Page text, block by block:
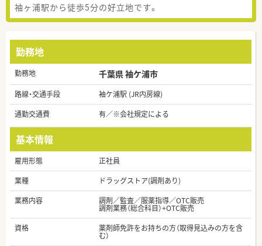
袖ヶ浦駅から徒歩5分の好立地です。
勤務地
勤務地 千葉県 袖ケ浦市
路線・交通手段
袖ケ浦駅 (JR内房線)
通勤交通費
有／※会社規定による
基本情報
雇用形態
正社員
業種
ドラッグストア(調剤あり)
業務内容
調剤／監査／服薬指導／OTC販売
調剤業務（総合科目）+OTC販売
資格
薬剤師免許をお持ちの方（取得見込みの方を含
む）